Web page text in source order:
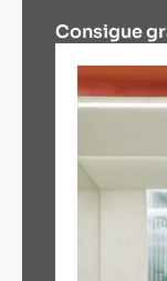
Consigue